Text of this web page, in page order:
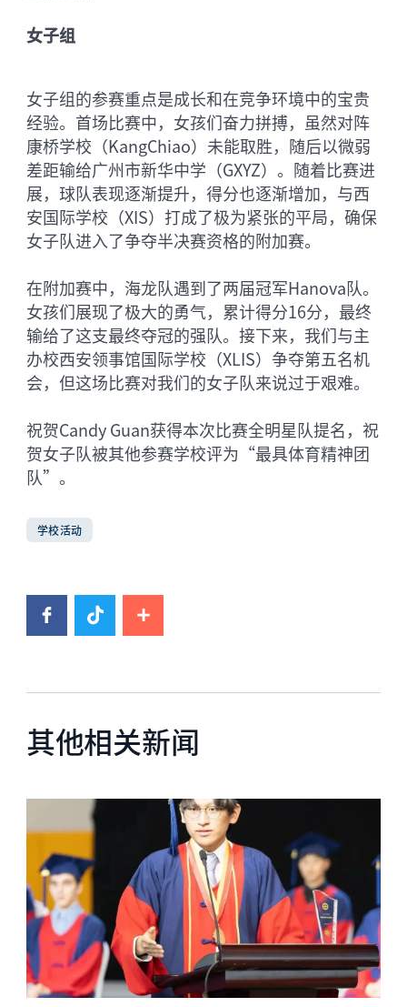
女子组
女子组的参赛重点是成长和在竞争环境中的宝贵
经验。首场比赛中，女孩们奋力拼搏，虽然对阵
康桥学校（KangChiao）未能取胜，随后以微弱
差距输给广州市新华中学（GXYZ）。随着比赛进
展，球队表现逐渐提升，得分也逐渐增加，与西
安国际学校（XIS）打成了极为紧张的平局，确保
女子队进入了争夺半决赛资格的附加赛。
在附加赛中，海龙队遇到了两届冠军Hanova队。
女孩们展现了极大的勇气，累计得分16分，最终
输给了这支最终夺冠的强队。接下来，我们与主
办校西安领事馆国际学校（XLIS）争夺第五名机
会，但这场比赛对我们的女子队来说过于艰难。
祝贺Candy Guan获得本次比赛全明星队提名，祝
贺女子队被其他参赛学校评为“最具体育精神团
队”。
学校活动
其他相关新闻
News image